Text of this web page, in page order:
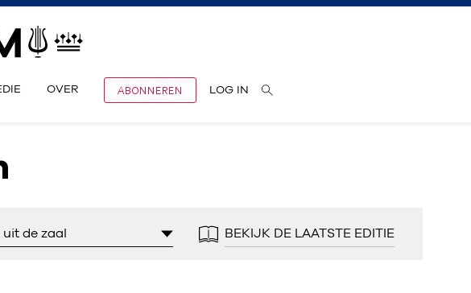
OVER ABONNEREN LOG IN
de zaal BEKIJK DE LAATSTE EDITIE